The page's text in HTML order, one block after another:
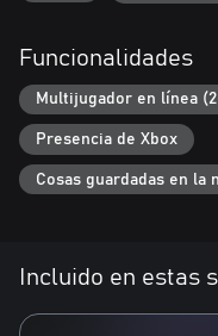
Funcionalidades
Multijugador en línea
Presencia de Xbox
Cosas guardadas en la
Incluido en estas